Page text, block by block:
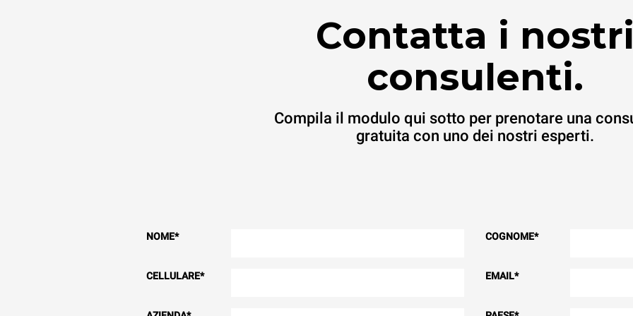
Contatta i nostri
consulenti.
Compila il modulo qui sotto per prenotare una
gratuita con uno dei nostri esperti.
NOME* COGNOME*
CELLULARE* EMAIL*